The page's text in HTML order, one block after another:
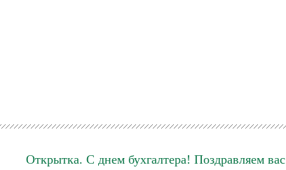
Открытка. С днем бухгалтера! Поздравляем вас